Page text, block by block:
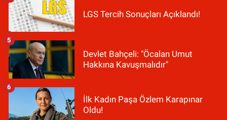
LGS Tercih Sonuçları Açıklandı!
Devlet Bahçeli: "Öcalan Umut
Hakkına Kavuşmalıdır"
5
İlk Kadın Paşa Özlem Karapınar
Oldu!
6